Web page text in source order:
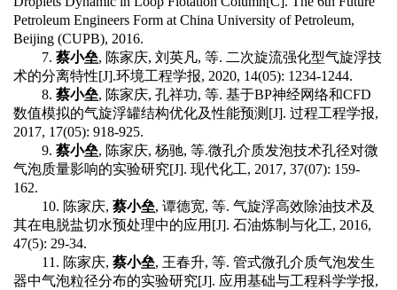
Petroleum Engineers Form at China University of Petroleum,
Beijing (CUPB), 2016.
7. 蔡小垒, 陈家庆, 刘英凡, 等. 二次旋流强化型气旋浮技
术的分离特性[J].环境工程学报, 2020, 14(05): 1234-1244.
8. 蔡小垒, 陈家庆, 孔祥功, 等. 基于BP神经网络和CFD
数值模拟的气旋浮罐结构优化及性能预测 [J]. 过程工程学报,
2017, 17(05): 918-925.
9. 蔡小垒, 陈家庆, 杨驰, 等.微孔介质发泡技术孔径对微
气泡质量影响的实验研究[J]. 现代化工, 2017, 37(07): 159-
162.
10. 陈家庆, 蔡小垒, 谭德宽, 等. 气旋浮高效除油技术及
其在电脱盐切水预处理中的应用 [J]. 石油炼制与化工, 2016,
47(5): 29-34.
11. 陈家庆, 蔡小垒, 王春升, 等. 管式微孔介质气泡发生
器中气泡粒径分布的实验研究[J]. 应用基础与工程科学学报,